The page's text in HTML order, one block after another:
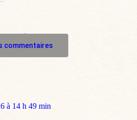
commentaires
à 14 h 49 min